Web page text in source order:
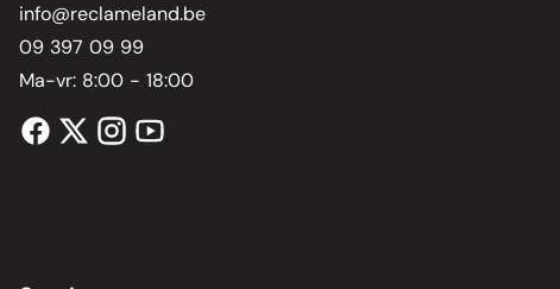
info@reclameland.be
09 397 09 99
Ma-vr: 8:00 - 18:00